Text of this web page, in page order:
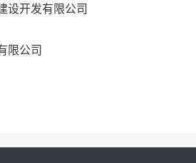
设开发有限公司
限公司